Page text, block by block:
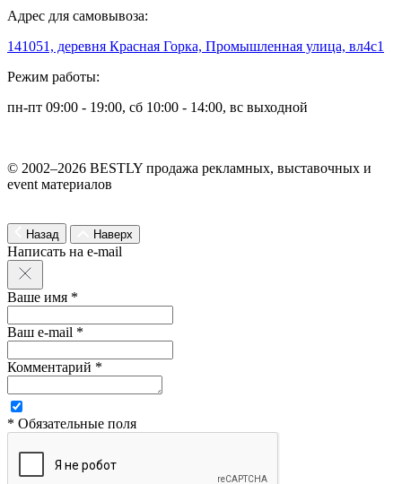
Адрес для самовывоза:
141051, деревня Красная Горка, Промышленная улица, вл4с1
Режим работы:
пн-пт 09:00 - 19:00, сб 10:00 - 14:00, вс выходной
© 2002–2026 BESTLY продажа рекламных, выставочных и
event материалов
Назад Наверх
Написать на e-mail
Ваше имя *
Ваш e-mail *
Комментарий *
* Обязательные поля